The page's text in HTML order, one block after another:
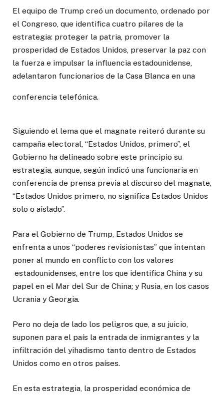
El equipo de Trump creó un documento, ordenado por
el Congreso, que identifica cuatro pilares de la
estrategia: proteger la patria, promover la
prosperidad de Estados Unidos, preservar la paz con
la fuerza e impulsar la influencia estadounidense,
adelantaron funcionarios de la Casa Blanca en una
conferencia telefónica.
Siguiendo el lema que el magnate reiteró durante su
campaña electoral, “Estados Unidos, primero”, el
Gobierno ha delineado sobre este principio su
estrategia, aunque, según indicó una funcionaria en
conferencia de prensa previa al discurso del magnate,
“Estados Unidos primero, no significa Estados Unidos
solo o aislado”.
Para el Gobierno de Trump, Estados Unidos se
enfrenta a unos “poderes revisionistas” que intentan
poner al mundo en conflicto con los valores
estadounidenses, entre los que identifica China y su
papel en el Mar del Sur de China; y Rusia, en los casos
Ucrania y Georgia.
Pero no deja de lado los peligros que, a su juicio,
suponen para el país la entrada de inmigrantes y la
infiltración del yihadismo tanto dentro de Estados
Unidos como en otros países.
En esta estrategia, la prosperidad económica de